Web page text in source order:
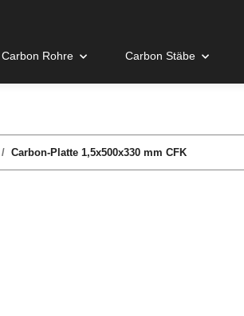
Carbon Rohre Carbon Stäbe
Carbon-Platte 1,5x500x330 mm CFK